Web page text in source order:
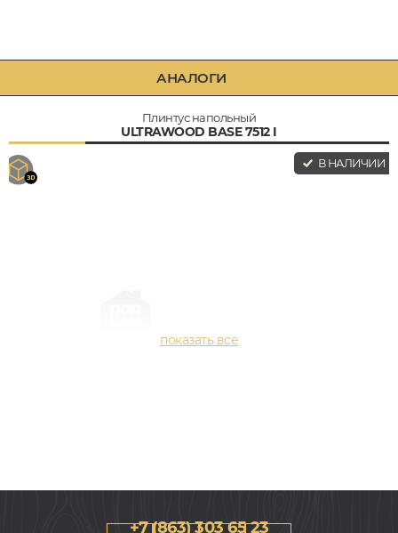
АНАЛОГИ
Плинтус напольный
ULTRAWOOD BASE 7512 I
В НАЛИЧИИ
+7 (863) 303 65 23